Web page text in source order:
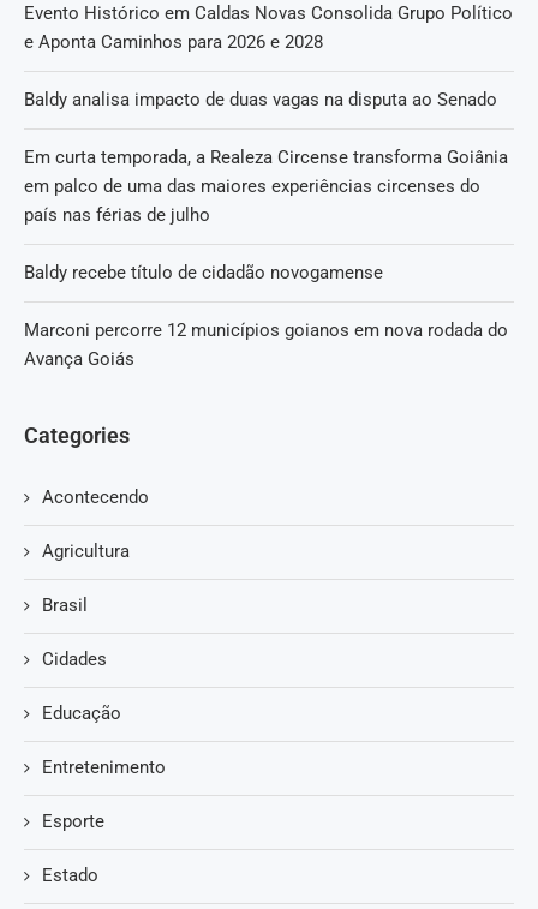
Evento Histórico em Caldas Novas Consolida Grupo Político
e Aponta Caminhos para 2026 e 2028
Baldy analisa impacto de duas vagas na disputa ao Senado
Em curta temporada, a Realeza Circense transforma Goiânia
em palco de uma das maiores experiências circenses do
país nas férias de julho
Baldy recebe título de cidadão novogamense
Marconi percorre 12 municípios goianos em nova rodada do
Avança Goiás
Categories
Acontecendo
Agricultura
Brasil
Cidades
Educação
Entretenimento
Esporte
Estado